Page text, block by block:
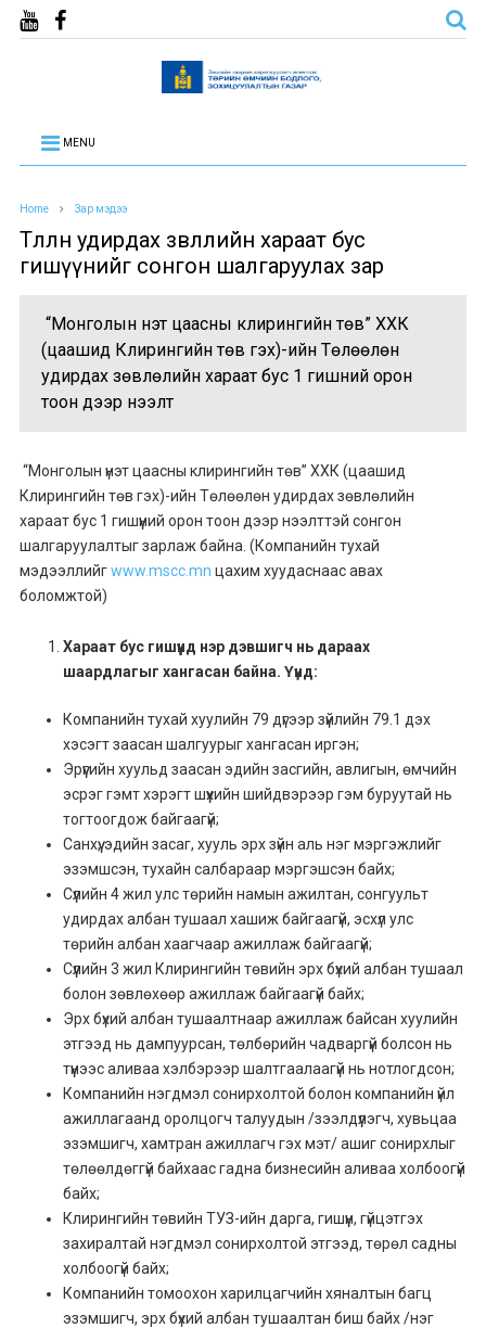
MENU
Home Зар мэдээ
Төлөөлөн удирдах зөвлөлийн хараат бус
гишүүнийг сонгон шалгаруулах зар
“Монголын үнэт цаасны клирингийн төв” ХХК
(цаашид Клирингийн төв гэх)-ийн Төлөөлөн
удирдах зөвлөлийн хараат бус 1 гишүүний орон
тоон дээр нээлт
“Монголын үнэт цаасны клирингийн төв” ХХК (цаашид
Клирингийн төв гэх)-ийн Төлөөлөн удирдах зөвлөлийн
хараат бус 1 гишүүний орон тоон дээр нээлттэй сонгон
шалгаруулалтыг зарлаж байна. (Компанийн тухай
мэдээллийгwww.mscc.mn цахим хуудаснаас авах
боломжтой)
Хараат бус гишүүнд нэр дэвшигч нь дараах
шаардлагыг хангасан байна. Үүнд:
Компанийн тухай хуулийн 79 дүгээр зүйлийн 79.1 дэх
хэсэгт заасан шалгуурыг хангасан иргэн;
Эрүүгийн хуульд заасан эдийн засгийн, авлигын, өмчийн
эсрэг гэмт хэрэгт шүүхийн шийдвэрээр гэм буруутай нь
тогтоогдож байгаагүй;
Санхүү, эдийн засаг, хууль эрх зүйн аль нэг мэргэжлийг
эзэмшсэн, тухайн салбараар мэргэшсэн байх;
Сүүлийн 4 жил улс төрийн намын ажилтан, сонгуульт
удирдах албан тушаал хашиж байгаагүй, эсхүл улс
төрийн албан хаагчаар ажиллаж байгаагүй;
Сүүлийн 3 жил Клирингийн төвийн эрх бүхий албан тушаал
болон зөвлөхөөр ажиллаж байгаагүй байх;
Эрх бүхий албан тушаалтнаар ажиллаж байсан хуулийн
этгээд нь дампуурсан, төлбөрийн чадваргүй болсон нь
түүнээс аливаа хэлбэрээр шалтгаалаагүй нь нотлогдсон;
Компанийн нэгдмэл сонирхолтой болон компанийн үйл
ажиллагаанд оролцогч талуудын /зээлдүүлэгч, хувьцаа
эзэмшигч, хамтран ажиллагч гэх мэт/ ашиг сонирхлыг
төлөөлдөггүй байхаас гадна бизнесийн аливаа холбоогүй
байх;
Клирингийн төвийн ТУЗ-ийн дарга, гишүүн, гүйцэтгэх
захиралтай нэгдмэл сонирхолтой этгээд, төрөл садны
холбоогүй байх;
Компанийн томоохон харилцагчийн хяналтын багц
эзэмшигч, эрх бүхий албан тушаалтан биш байх /нэг